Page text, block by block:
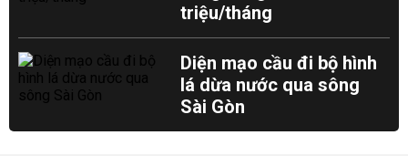
triệu/tháng
Diện mạo cầu đi bộ hình
lá dừa nước qua sông
Sài Gòn